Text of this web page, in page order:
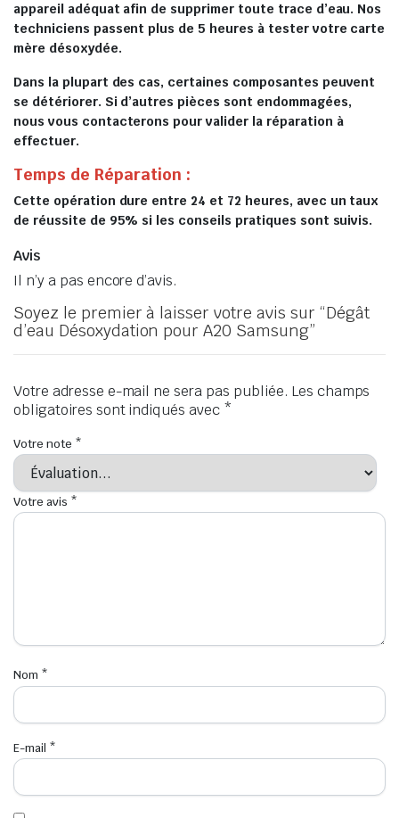
appareil adéquat afin de supprimer toute trace d’eau. Nos
techniciens passent plus de 5 heures à tester votre carte
mère désoxydée.
Dans la plupart des cas, certaines composantes peuvent
se détériorer. Si d’autres pièces sont endommagées,
nous vous contacterons pour valider la réparation à
effectuer.
Temps de Réparation :
Cette opération dure entre 24 et 72 heures, avec un taux
de réussite de 95% si les conseils pratiques sont suivis.
Avis
Il n’y a pas encore d’avis.
Soyez le premier à laisser votre avis sur “Dégât
d’eau Désoxydation pour A20 Samsung”
Votre adresse e-mail ne sera pas publiée. Les champs
obligatoires sont indiqués avec *
Votre note *
Votre avis *
Nom *
E-mail *